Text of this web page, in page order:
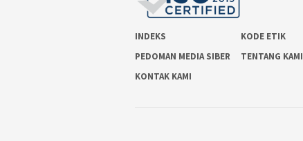
INDEKS KODE ETIK
PEDOMAN MEDIA SIBER
TENTANG KAMI
KONTAK KAMI